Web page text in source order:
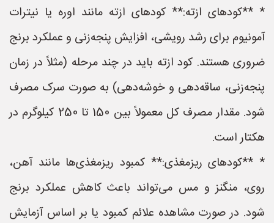
* **کودهای ازته:** کودهای ازته مانند اوره یا نیترات
آمونیوم برای رشد رویشی، افزایش پنجه‌زنی و عملکرد برنج
ضروری هستند. کود ازته باید در چند مرحله (مثلاً در زمان
پنجه‌زنی، ساقه‌دهی و خوشه‌دهی) به صورت سرک مصرف
شود. مقدار مصرف کل معمولاً بین 150 تا 250 کیلوگرم در
هکتار است.
* **کودهای ریزمغذی:** کمبود ریزمغذی‌ها مانند آهن،
روی، منگنز و مس می‌تواند باعث کاهش عملکرد برنج
شود. در صورت مشاهده علائم کمبود یا بر اساس آزمایش